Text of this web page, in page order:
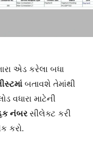
એડ કરેલા બધા
બતાવશે તેમાંથી
વધારા માટેની
નંબરસીલેક્ટ કરી
કરો.